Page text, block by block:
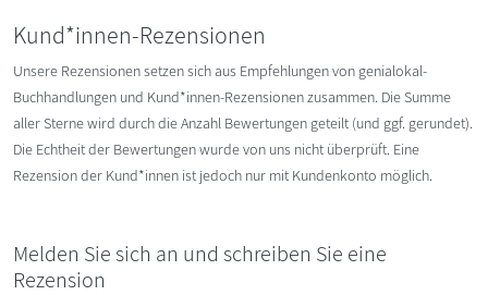
Kund*innen-Rezensionen
Unsere Rezensionen setzen sich aus Empfehlungen von genialokal-
Buchhandlungen und Kund*innen-Rezensionen zusammen. Die Summe
aller Sterne wird durch die Anzahl Bewertungen geteilt (und ggf. gerundet).
Die Echtheit der Bewertungen wurde von uns nicht überprüft. Eine
Rezension der Kund*innen ist jedoch nur mit Kundenkonto möglich.
Melden Sie sich an und schreiben Sie eine
Rezension